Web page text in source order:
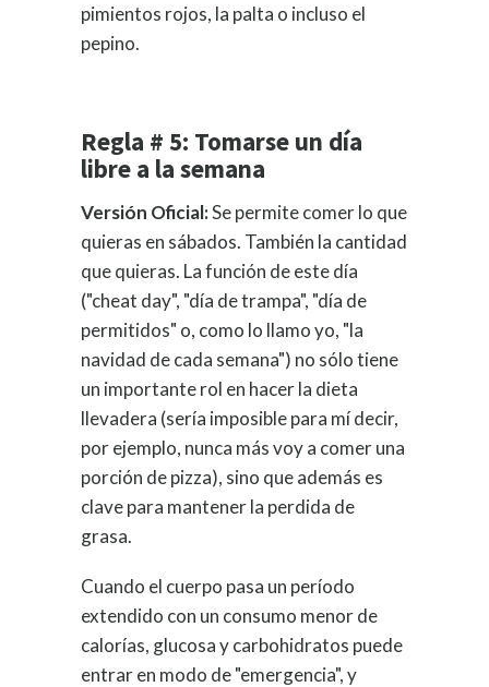
pimientos rojos, la palta o incluso el
pepino.
Regla # 5: Tomarse un día
libre a la semana
Versión Oficial:Se permite comer lo que
quieras en sábados. También la cantidad
que quieras. La función de este día
("cheat day", "día de trampa", "día de
permitidos" o, como lo llamo yo, "la
navidad de cada semana") no sólo tiene
un importante rol en hacer la dieta
llevadera (sería imposible para mí decir,
por ejemplo, nunca más voy a comer una
porción de pizza), sino que además es
clave para mantener la perdida de
grasa.
Cuando el cuerpo pasa un período
extendido con un consumo menor de
calorías, glucosa y carbohidratos puede
entrar en modo de "emergencia", y